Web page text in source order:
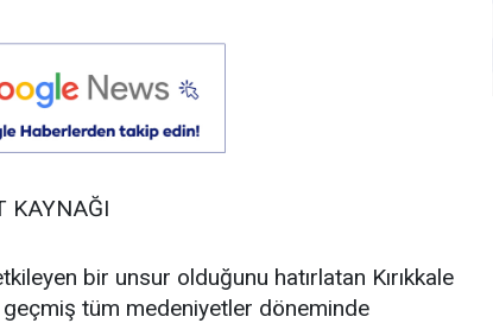
KAYNAĞI
bir unsur olduğunu hatırlatan Kırıkkale
geçmiş tüm medeniyetler döneminde